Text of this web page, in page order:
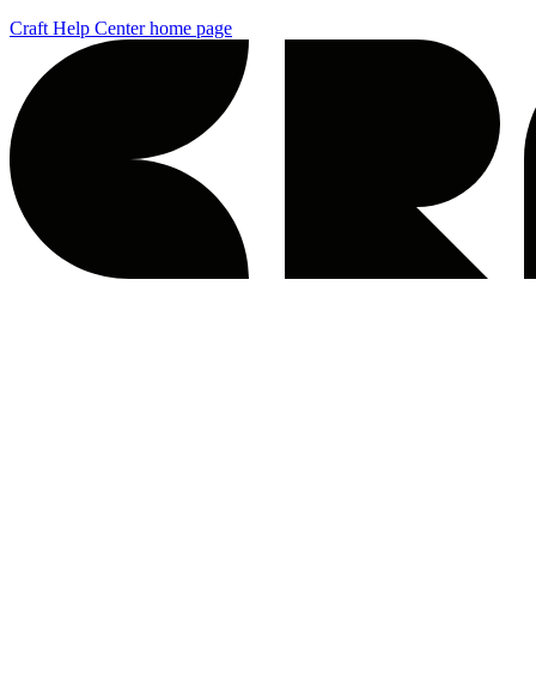
Craft Help Centerhome page